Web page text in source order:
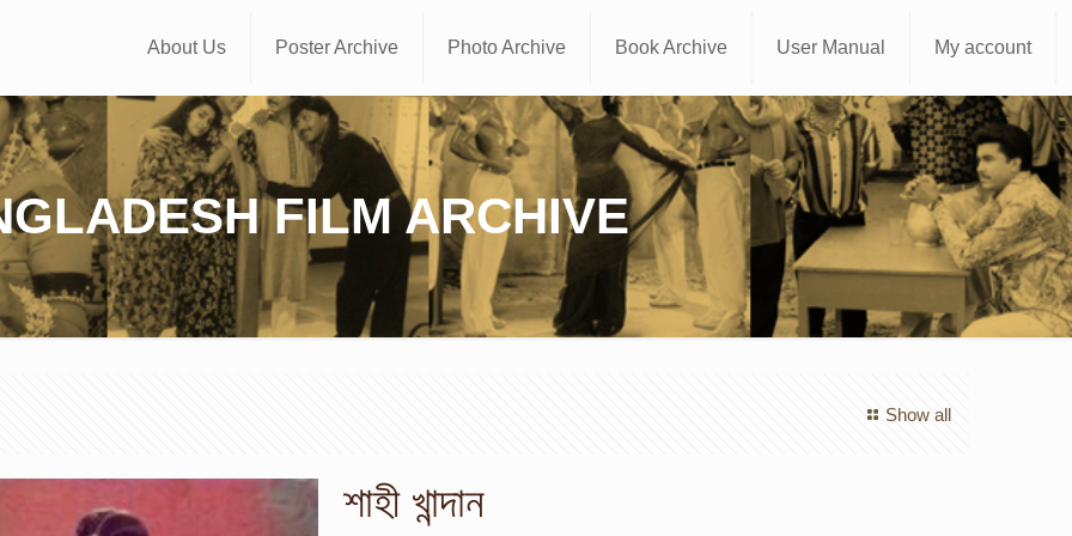
About Us Poster Archive Photo Archive Book Archive User Manual My account
FILM ARCHIVE
Show all
শাহী খান্দান